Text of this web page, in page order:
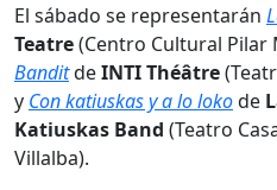
El sábado se representarán
Teatre(Centro Cultural Pilar
BanditdeINTI Théâtre
y Con katiuskas y a lo lokode
Katiuskas Band (Teatro
Villalba).